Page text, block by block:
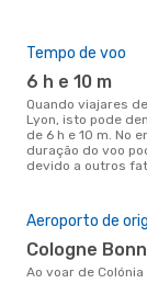
Tempo de voo
6 h e 10 m
Quando viajares de Colónia para
Lyon, isto pode
de 6 h e 10 m. No
duração do voo
devido a outros
Aeroporto de
Cologne
Ao voar de